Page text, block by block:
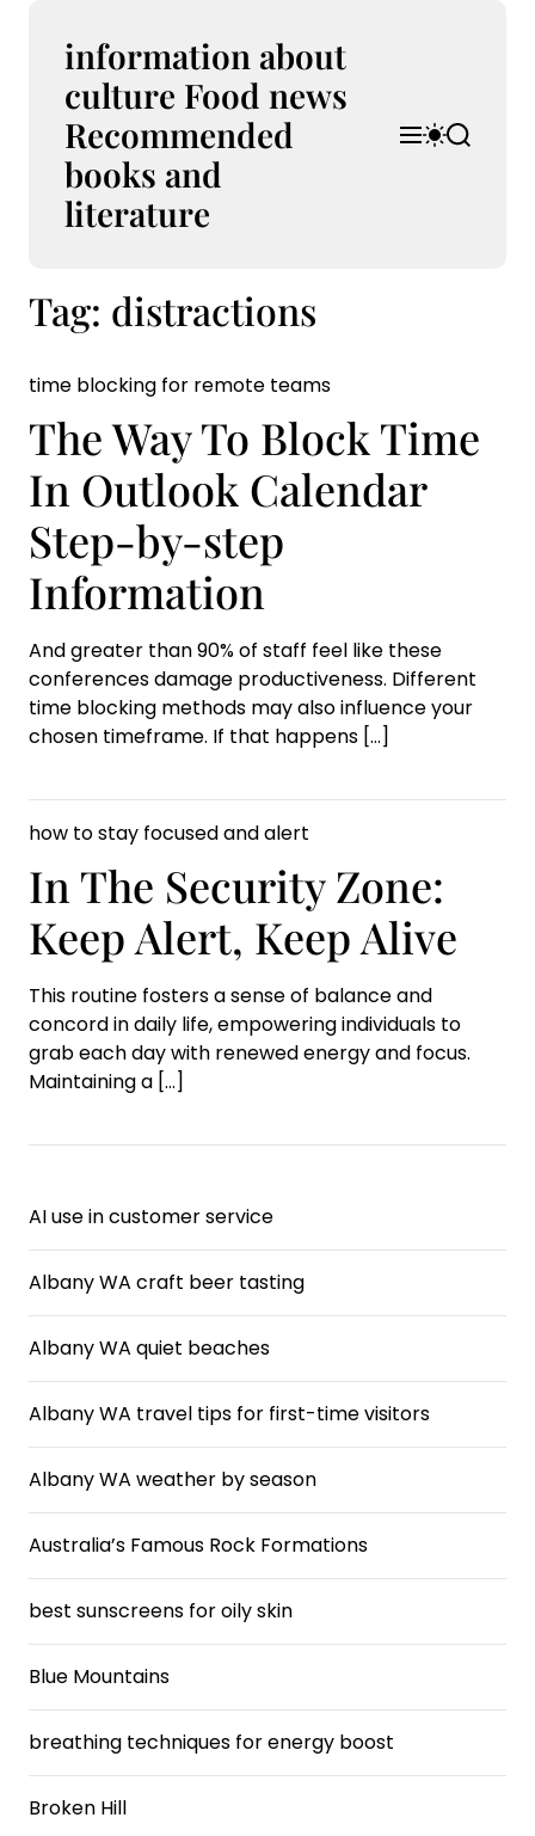
information about
culture Food news
Recommended
books and
literature
M S
w
d
S
e
Tag: distractions
time blocking for remote teams
The Way To Block Time
In Outlook Calendar
Step-by-step
Information
And greater than 90% of staff feel like these
conferences damage productiveness. Different
time blocking methods may also influence your
chosen timeframe. If that happens […]
how to stay focused and alert
In The Security Zone:
Keep Alert, Keep Alive
This routine fosters a sense of balance and
concord in daily life, empowering individuals to
grab each day with renewed energy and focus.
Maintaining a […]
AI use in customer service
Albany WA craft beer tasting
Albany WA quiet beaches
Albany WA travel tips for first-time visitors
Albany WA weather by season
Australia’s Famous Rock Formations
best sunscreens for oily skin
Blue Mountains
breathing techniques for energy boost
Broken Hill